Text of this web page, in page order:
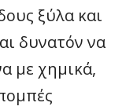
ξύλα και
δυνατόν να
με χημικά,